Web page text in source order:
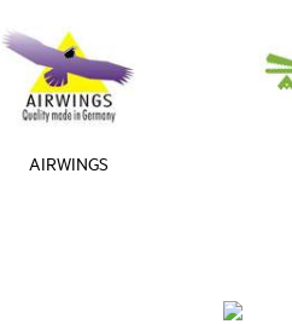
AIRWINGS